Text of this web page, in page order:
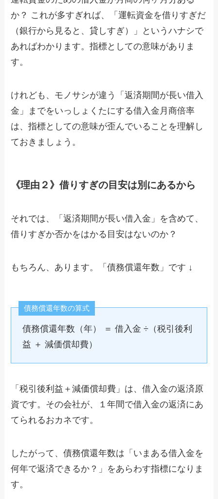
か？ これが多すぎれば、「運転資金を借りすぎだ
（銀行から見ると、貸しすぎ）」というハナシで
あればわかります。指標としての意味がありま
す。
けれども、モノサシが違う「返済期間が長い借入
金」までをいっしょくたにする借入金月商倍率
は、指標としての意味が歪んでいることを理解し
ておきましょう。
《理由２》借りすぎの目安は別にあるから
それでは、「返済期間が長い借入金」を含めて、
借りすぎか否かをはかる目安はないのか？
もちろん、あります。「債務償還年数」です ↓
債務償還年数の算式
債務償還年数（年） ＝ 借入金 ÷（税引後利
益 ＋ 減価償却費）
「税引後利益＋減価償却費」は、借入金の返済原
資です。その会社が、１年間で借入金の返済にあ
てられるおカネです。
したがって、債務償還年数は「いまある借入金を
何年で返済できるか？」をあらわす指標になりま
す。